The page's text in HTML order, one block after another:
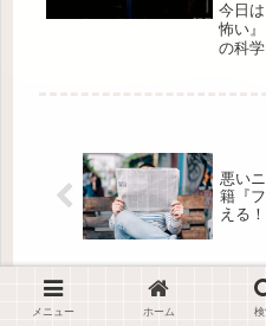
今日
怖い
の科
悪い
籍『
える！
【不安に過敏な人へ】ロシアの
ライナ侵攻のニュースへの向き
メニュー ホーム